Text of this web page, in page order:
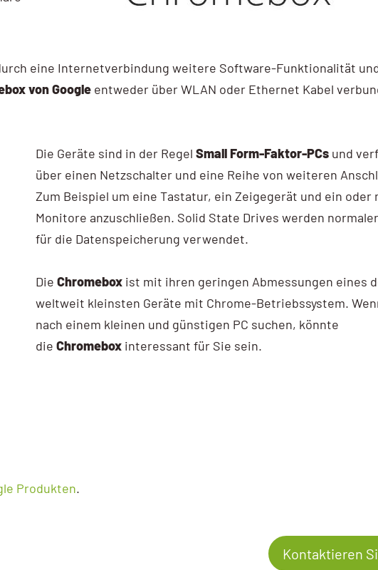
eine Internetverbindung weitere Software-Funktionalität
von Google entweder über WLAN oder Ethernet Kabel
Die Geräte sind in der Regel Small Form-Faktor-PCs und
über einen Netzschalter und eine Reihe von weiteren
Zum Beispiel um eine Tastatur, ein Zeigegerät und ein oder
Monitore anzuschließen. Solid State Drives werden
für die Datenspeicherung verwendet.
Die Chromebox ist mit ihren geringen Abmessungen eines
weltweit kleinsten Geräte mit Chrome-Betriebssystem.
nach einem kleinen und günstigen PC suchen, könnte
die Chromebox interessant für Sie sein.
Produkten.
Kontaktieren